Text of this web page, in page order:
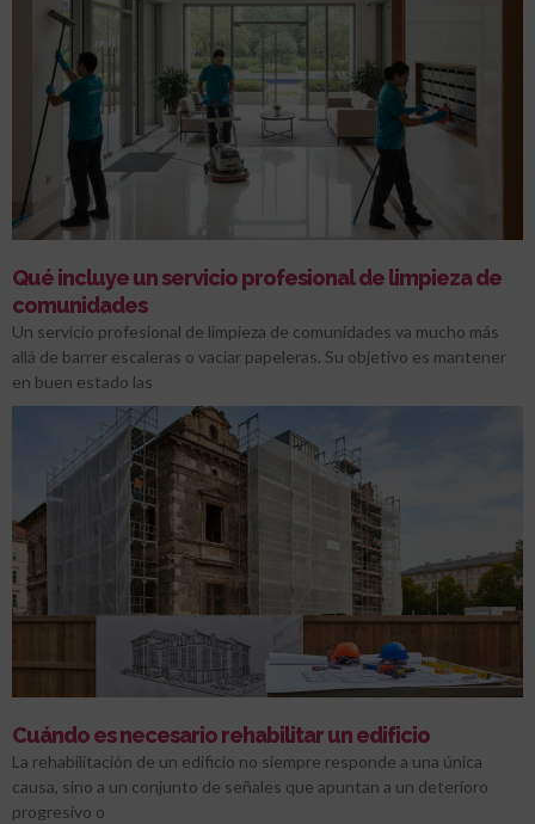
Qué incluye un servicio profesional de limpieza de
comunidades
Un servicio profesional de limpieza de comunidades va mucho más
allá de barrer escaleras o vaciar papeleras. Su objetivo es mantener
en buen estado las
Cuándo es necesario rehabilitar un edificio
La rehabilitación de un edificio no siempre responde a una única
causa, sino a un conjunto de señales que apuntan a un deterioro
progresivo o